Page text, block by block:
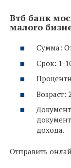
Втб банк
малого
Сумма:
Срок: 1-
Возраст:
дохода.
Отправить